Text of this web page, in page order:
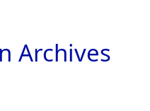
Archives